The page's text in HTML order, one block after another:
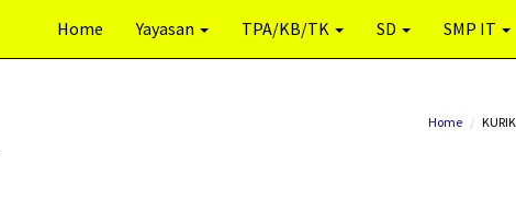
Home Yayasan TPA/KB/TK SD SMP IT
Home